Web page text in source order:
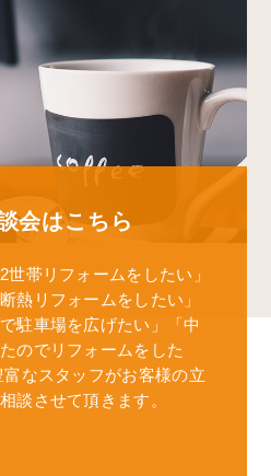
会はこちら
世帯リフォームをしたい」
熱リフォームをしたい」
駐車場を広げたい」
「中
のでリフォームをした
富なスタッフがお客様の立
談させて頂きます。